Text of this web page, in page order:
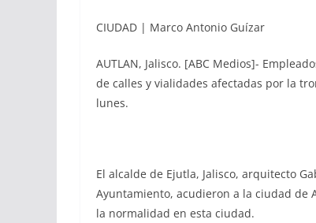
CIUDAD | Marco Antonio Guízar
AUTLAN, Jalisco. [ABC Medios]-
de calles y vialidades afectadas por la
lunes.
El alcalde de Ejutla, Jalisco, arquitecto
Ayuntamiento, acudieron a la ciudad de
la normalidad en esta ciudad.